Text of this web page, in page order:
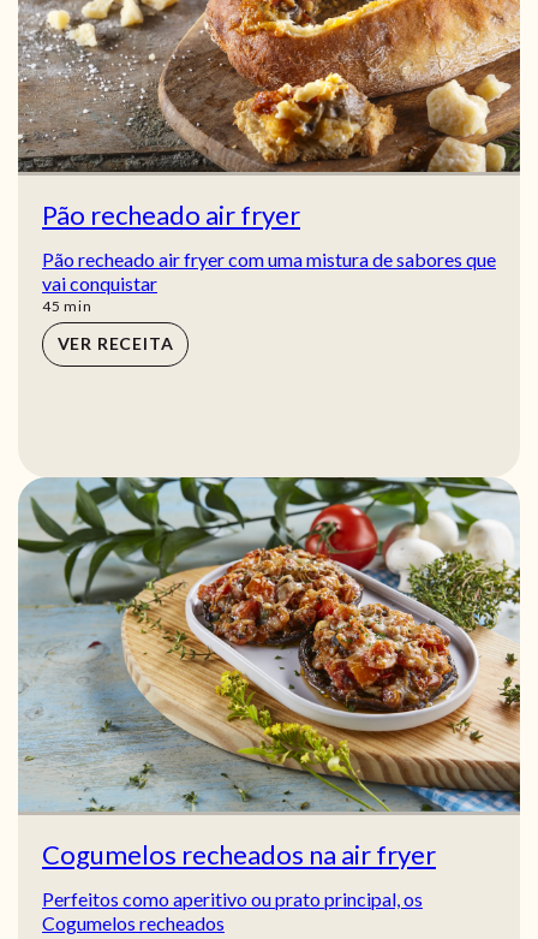
Pão recheado air fryer
Pão recheado air fryer com uma mistura de sabores que
vai conquistar
45 min
min
VER RECEITA
Cogumelos recheados na air fryer
Perfeitos como aperitivo ou prato principal, os
Cogumelos recheados